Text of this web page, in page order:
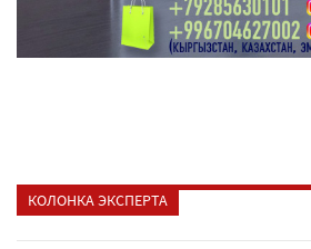
КОЛОНКА ЭКСПЕРТА